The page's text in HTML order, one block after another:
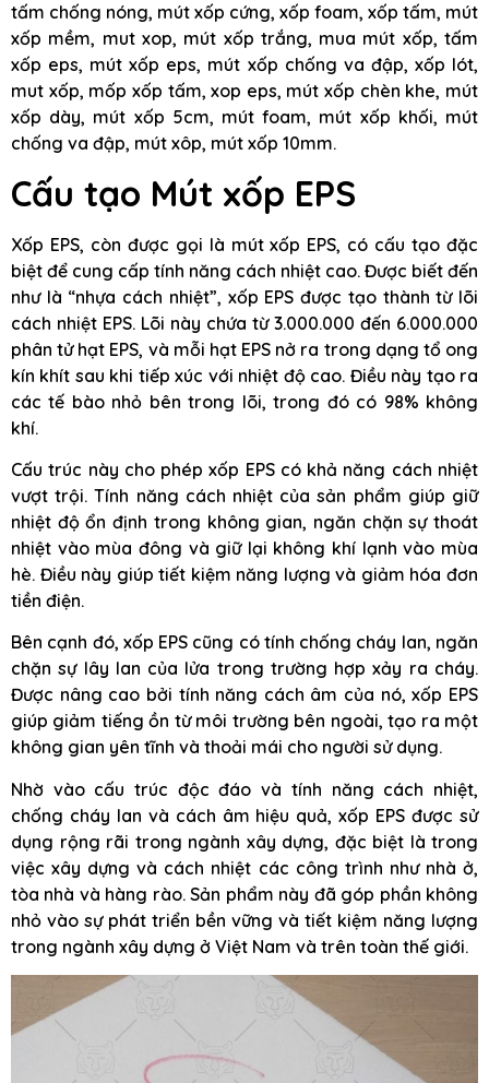
tấm chống nóng, mút xốp cứng, xốp foam, xốp tấm, mút
xốp mềm, mut xop, mút xốp trắng, mua mút xốp, tấm
xốp eps, mút xốp eps, mút xốp chống va đập, xốp lót,
mut xốp, mốp xốp tấm, xop eps, mút xốp chèn khe, mút
xốp dày, mút xốp 5cm, mút foam, mút xốp khối, mút
chống va đập, mút xôp, mút xốp 10mm.
Cấu tạo Mút xốp EPS
Xốp EPS, còn được gọi là mút xốp EPS, có cấu tạo đặc
biệt để cung cấp tính năng cách nhiệt cao. Được biết đến
như là “nhựa cách nhiệt”, xốp EPS được tạo thành từ lõi
cách nhiệt EPS. Lõi này chứa từ 3.000.000 đến 6.000.000
phân tử hạt EPS, và mỗi hạt EPS nở ra trong dạng tổ ong
kín khít sau khi tiếp xúc với nhiệt độ cao. Điều này tạo ra
các tế bào nhỏ bên trong lõi, trong đó có 98% không
khí.
Cấu trúc này cho phép xốp EPS có khả năng cách nhiệt
vượt trội. Tính năng cách nhiệt của sản phẩm giúp giữ
nhiệt độ ổn định trong không gian, ngăn chặn sự thoát
nhiệt vào mùa đông và giữ lại không khí lạnh vào mùa
hè. Điều này giúp tiết kiệm năng lượng và giảm hóa đơn
tiền điện.
Bên cạnh đó, xốp EPS cũng có tính chống cháy lan, ngăn
chặn sự lây lan của lửa trong trường hợp xảy ra cháy.
Được nâng cao bởi tính năng cách âm của nó, xốp EPS
giúp giảm tiếng ồn từ môi trường bên ngoài, tạo ra một
không gian yên tĩnh và thoải mái cho người sử dụng.
Nhờ vào cấu trúc độc đáo và tính năng cách nhiệt,
chống cháy lan và cách âm hiệu quả, xốp EPS được sử
dụng rộng rãi trong ngành xây dựng, đặc biệt là trong
việc xây dựng và cách nhiệt các công trình như nhà ở,
tòa nhà và hàng rào. Sản phẩm này đã góp phần không
nhỏ vào sự phát triển bền vững và tiết kiệm năng lượng
trong ngành xây dựng ở Việt Nam và trên toàn thế giới.